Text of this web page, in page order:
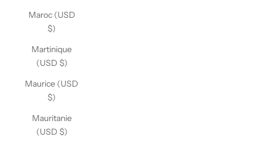
Maroc (USD
$)
Martinique
(USD $)
Maurice (USD
$)
Mauritanie
(USD $)